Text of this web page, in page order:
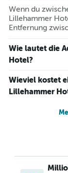
Wenn du
Lillehammer
Entfernung
Wie lautet die
Hotel?
Wieviel kostet
Lillehammer